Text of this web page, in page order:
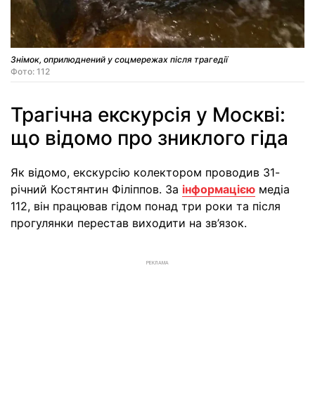
Знімок, оприлюднений у соцмережах після трагедії
Фото: 112
Трагічна екскурсія у Москві:
що відомо про зниклого гіда
Як відомо, екскурсію колектором проводив 31-
річний Костянтин Філіппов. За інформацією медіа
112, він працював гідом понад три роки та після
прогулянки перестав виходити на зв’язок.
РЕКЛАМА